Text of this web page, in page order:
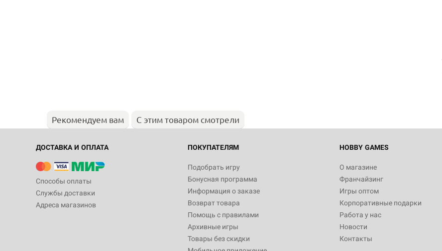
Рекомендуем вам С этим товаром смотрели
ДОСТАВКА И ОПЛАТА
Способы оплаты
Службы доставки
Адреса магазинов
ПОКУПАТЕЛЯМ
Подобрать игру
Бонусная программа
Информация о заказе
Возврат товара
Помощь с правилами
Архивные игры
Товары без скидки
HOBBY GAMES
О магазине
Франчайзинг
Игры оптом
Корпоративные подарки
Работа у нас
Новости
Контакты